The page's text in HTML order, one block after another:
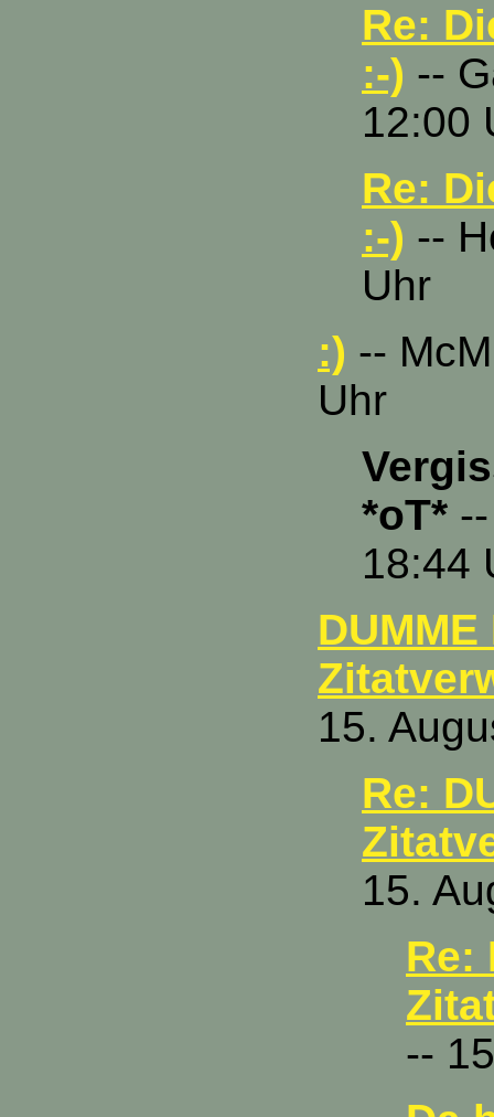
Re:
:-) --
12:00
Re:
:-) --
Uhr
:) --
Uhr
*oT*
18:44
15.
Re:
15.
Re:
--